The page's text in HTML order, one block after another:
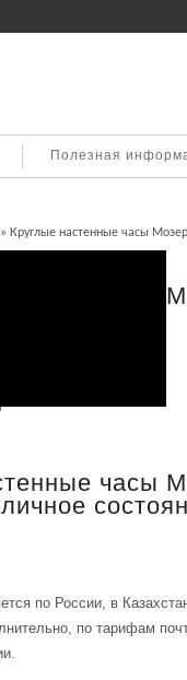
Полезная
» Круглые настенные часы Мозер
часы
часы
по России, в
по тарифам